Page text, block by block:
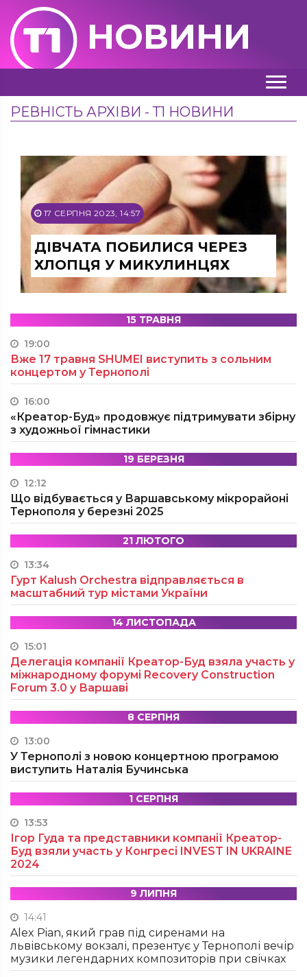
НОВИНИ
РЕВНІСТЬ АРХІВИ - Т1 НОВИНИ
17 СЕРПНЯ 2023, 14:57
ДІВЧАТА ПОБИЛИСЯ ЧЕРЕЗ
ХЛОПЦЯ У МИКУЛИНЦЯХ
15 ТРАВНЯ
19:00
Вже 17 травня SHUMEI виступить з сольним
концертом у Тернополі
16:00
«Креатор-Буд» продовжує підтримувати збірну
з художньої гімнастики
19 БЕРЕЗНЯ
12:12
Що відбувається у Варшавському мікрорайоні
Тернополя у березні 2025
21 ЛЮТОГО
13:34
Гурт Kalush Orchestra відправляється в
масштабний тур містами України
14 ЛИСТОПАДА
15:01
Делегація компанії Креатор-Буд взяла участь у
міжнародному форумі Recovery Construction
Forum 3.0 у Варшаві
8 СЕРПНЯ
13:00
У Тернополі з новою концертною програмою
виступить Наталія Бучинська
1 СЕРПНЯ
13:53
Ігор Гуда та представники компанії Креатор-
Буд взяли участь у Конгресі INVEST IN UKRAINE
2024
9 ЛИПНЯ
14:41
Alex Pian, який грав під сиренами на
львівському вокзалі, презентує у Тернополі вечір
музики легендарних композиторів при свічках